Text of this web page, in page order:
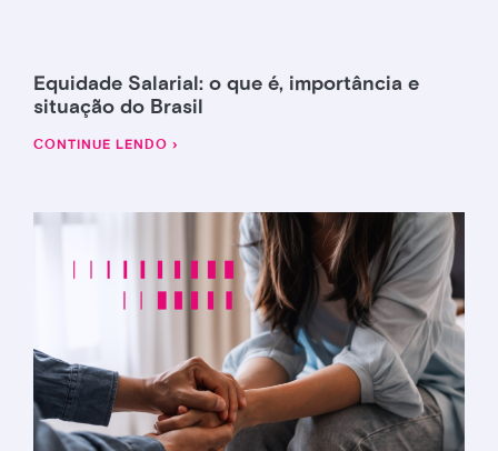
Equidade Salarial: o que é, importância e
situação do Brasil
CONTINUE LENDO ›